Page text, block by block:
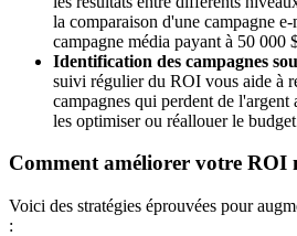
la comparaison d'une campagne
campagne média payant à 50 000
Identification des campagnes
suivi régulier du ROI vous aide à
campagnes qui perdent de l'argent
les optimiser ou réallouer le
Comment améliorer votre ROI
Voici des stratégies éprouvées pour
: